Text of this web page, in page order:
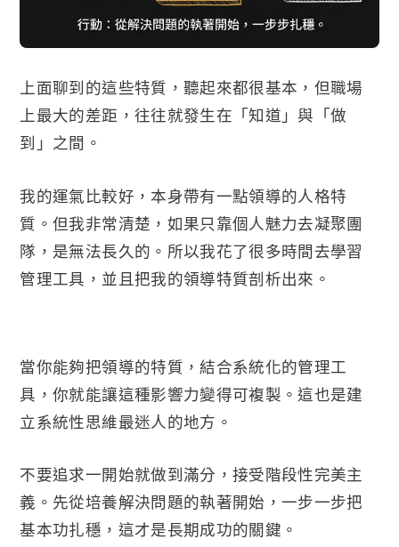
上面聊到的這些特質，聽起來都很基本，但職場
上最大的差距，往往就發生在「知道」與「做
到」之間。
我的運氣比較好，本身帶有一點領導的人格特
質。但我非常清楚，如果只靠個人魅力去凝聚團
隊，是無法長久的。所以我花了很多時間去學習
管理工具，並且把我的領導特質剖析出來。
當你能夠把領導的特質，結合系統化的管理工
具，你就能讓這種影響力變得可複製。這也是建
立系統性思維最迷人的地方。
不要追求一開始就做到滿分，接受階段性完美主
義。先從培養解決問題的執著開始，一步一步把
基本功扎穩，這才是長期成功的關鍵。